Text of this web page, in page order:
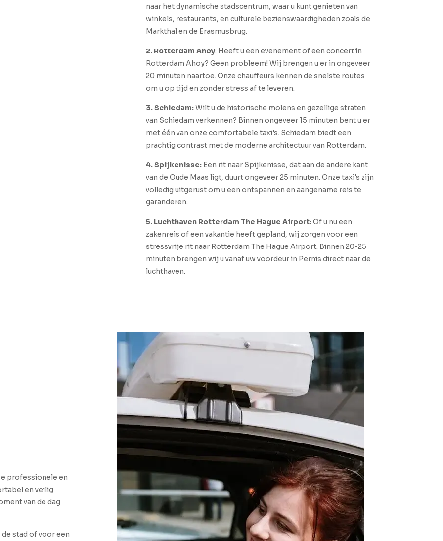
naar het dynamische stadscentrum, waar u kunt genieten van
winkels, restaurants, en culturele bezienswaardigheden zoals de
Markthal en de Erasmusbrug.
2. Rotterdam Ahoy: Heeft u een evenement of een concert in
Rotterdam Ahoy? Geen probleem! Wij brengen u er in ongeveer
20 minuten naartoe. Onze chauffeurs kennen de snelste routes
om u op tijd en zonder stress af te leveren.
3. Schiedam:Wilt u de historische molens en gezellige straten
van Schiedam verkennen? Binnen ongeveer 15 minuten bent u er
met één van onze comfortabele taxi's. Schiedam biedt een
prachtig contrast met de moderne architectuur van Rotterdam.
4. Spijkenisse: Een rit naar Spijkenisse, dat aan de andere kant
van de Oude Maas ligt, duurt ongeveer 25 minuten. Onze taxi's zijn
volledig uitgerust om u een ontspannen en aangename reis te
garanderen.
5. Luchthaven Rotterdam The Hague Airport:Of u nu een
zakenreis of een vakantie heeft gepland, wij zorgen voor een
stressvrije rit naar Rotterdam The Hague Airport. Binnen 20-25
minuten brengen wij u vanaf uw voordeur in Pernis direct naar de
luchthaven.
professionele en
en veilig
van de dag
stad of voor een